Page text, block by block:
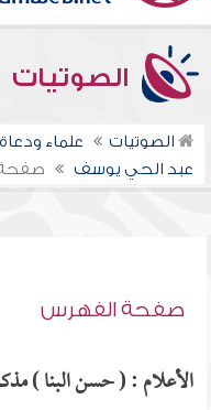
الصوتيات
الصوتيات علماء ودعاة
عبد الحي يوسف
صفحة الفهرس
الأعلام : ( حسن البنا )